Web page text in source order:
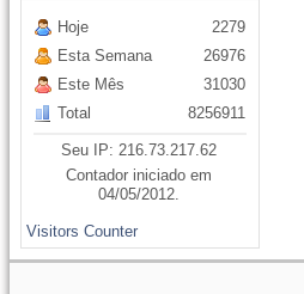
Hoje
Esta Semana
Este Mês
Total
2279
26976
31030
8256911
Seu IP: 216.73.217.62
Contador iniciado em
04/05/2012.
Visitors Counter